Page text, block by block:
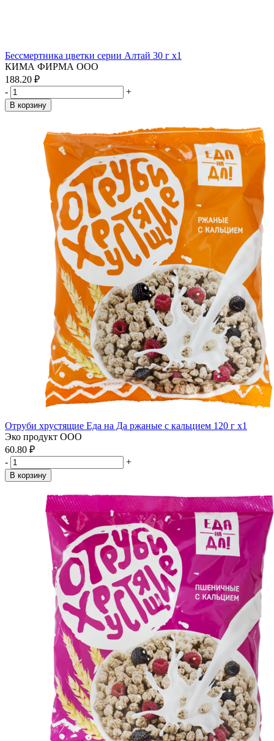
Бессмертника цветки серии Алтай 30 г x1
КИМА ФИРМА ООО
188.20 ₽
-
+
В корзину
Отруби хрустящие Еда на Да ржаные с кальцием 120 г x1
Эко продукт ООО
60.80 ₽
-
+
В корзину